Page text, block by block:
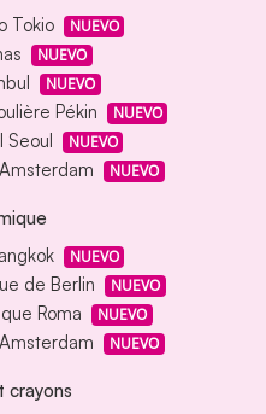
Tokio NUEVO
NUEVO
NUEVO
Pékin NUEVO
Seoul NUEVO
NUEVO
NUEVO
de Berlin NUEVO
Roma NUEVO
NUEVO
crayons